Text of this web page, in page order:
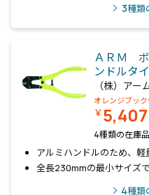
3種類
ＡＲＭ
ンドルタ
（株）アー
オレンジブッ
￥
4種類の在庫
アルミハンドルのため、軽
全長230mmの最小サイズで
4種類